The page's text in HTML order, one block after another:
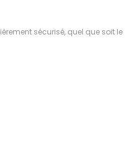
sécurisé, quel que soit le